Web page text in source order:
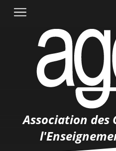
Association des